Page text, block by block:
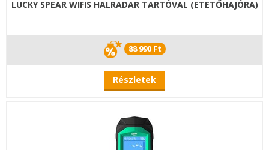
LUCKY SPEAR WIFIS HALRADAR TARTÓVAL (ETETŐHAJÓRA)
88 990 Ft
Részletek